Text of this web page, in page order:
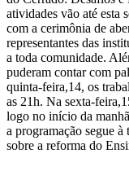
atividades vão até esta
com a cerimônia de
representantes das
a toda comunidade.
puderam contar com
quinta-feira,14, os
as 21h. Na sexta-
logo no início da
a programação segue
sobre a reforma do